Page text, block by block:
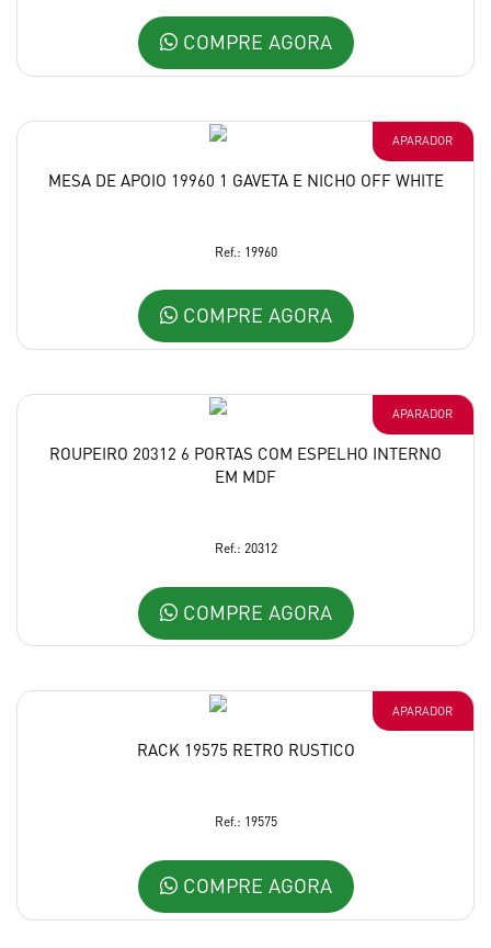
COMPRE AGORA
APARADOR
MESA DE APOIO 19960 1 GAVETA E NICHO OFF WHITE
Ref.: 19960
COMPRE AGORA
APARADOR
ROUPEIRO 20312 6 PORTAS COM ESPELHO INTERNO
EM MDF
Ref.: 20312
COMPRE AGORA
APARADOR
RACK 19575 RETRO RUSTICO
Ref.: 19575
COMPRE AGORA